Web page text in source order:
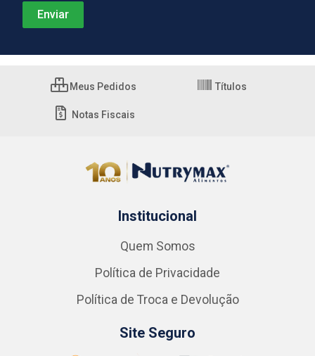
Meus Pedidos Títulos
Notas Fiscais
Institucional
Quem Somos
Política de Privacidade
Política de Troca e Devolução
Site Seguro